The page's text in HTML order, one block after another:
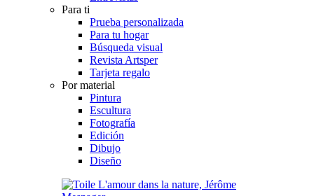
Para ti
Prueba personalizada
Para tu hogar
Búsqueda visual
Revista Artsper
Tarjeta regalo
Por material
Pintura
Escultura
Fotografía
Edición
Dibujo
Diseño